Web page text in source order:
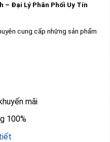
– Đại Lý Phân Phối Uy Tín
cung cấp những sản phẩm
mãi
100%